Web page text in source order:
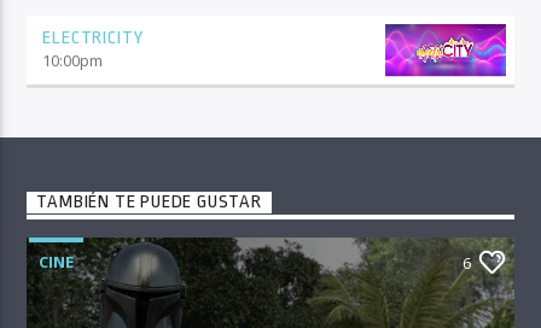
ELECTRICITY
10:00pm
TAMBIÉN TE PUEDE GUSTAR
CINE 6